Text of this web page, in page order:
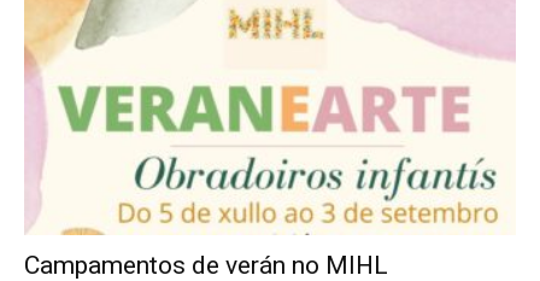
Campamentos de verán no MIHL